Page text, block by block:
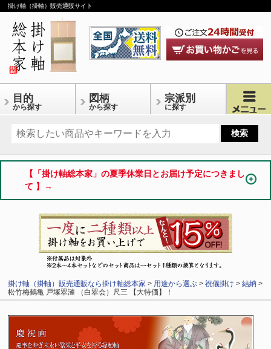
掛け軸（掛軸）販売通販サイト
目的
から探す
図柄
から探す
宗派別
に探す
【「掛け軸総本家」の夏季休業日とお届け予定につきまし
て 】→
掛け軸（掛軸）販売通販なら掛け軸総本家 > 用途から選ぶ >祝儀掛け >結納 >
松竹梅鶴亀 戸塚翠漣 （白翠会）尺三 【大特価】！